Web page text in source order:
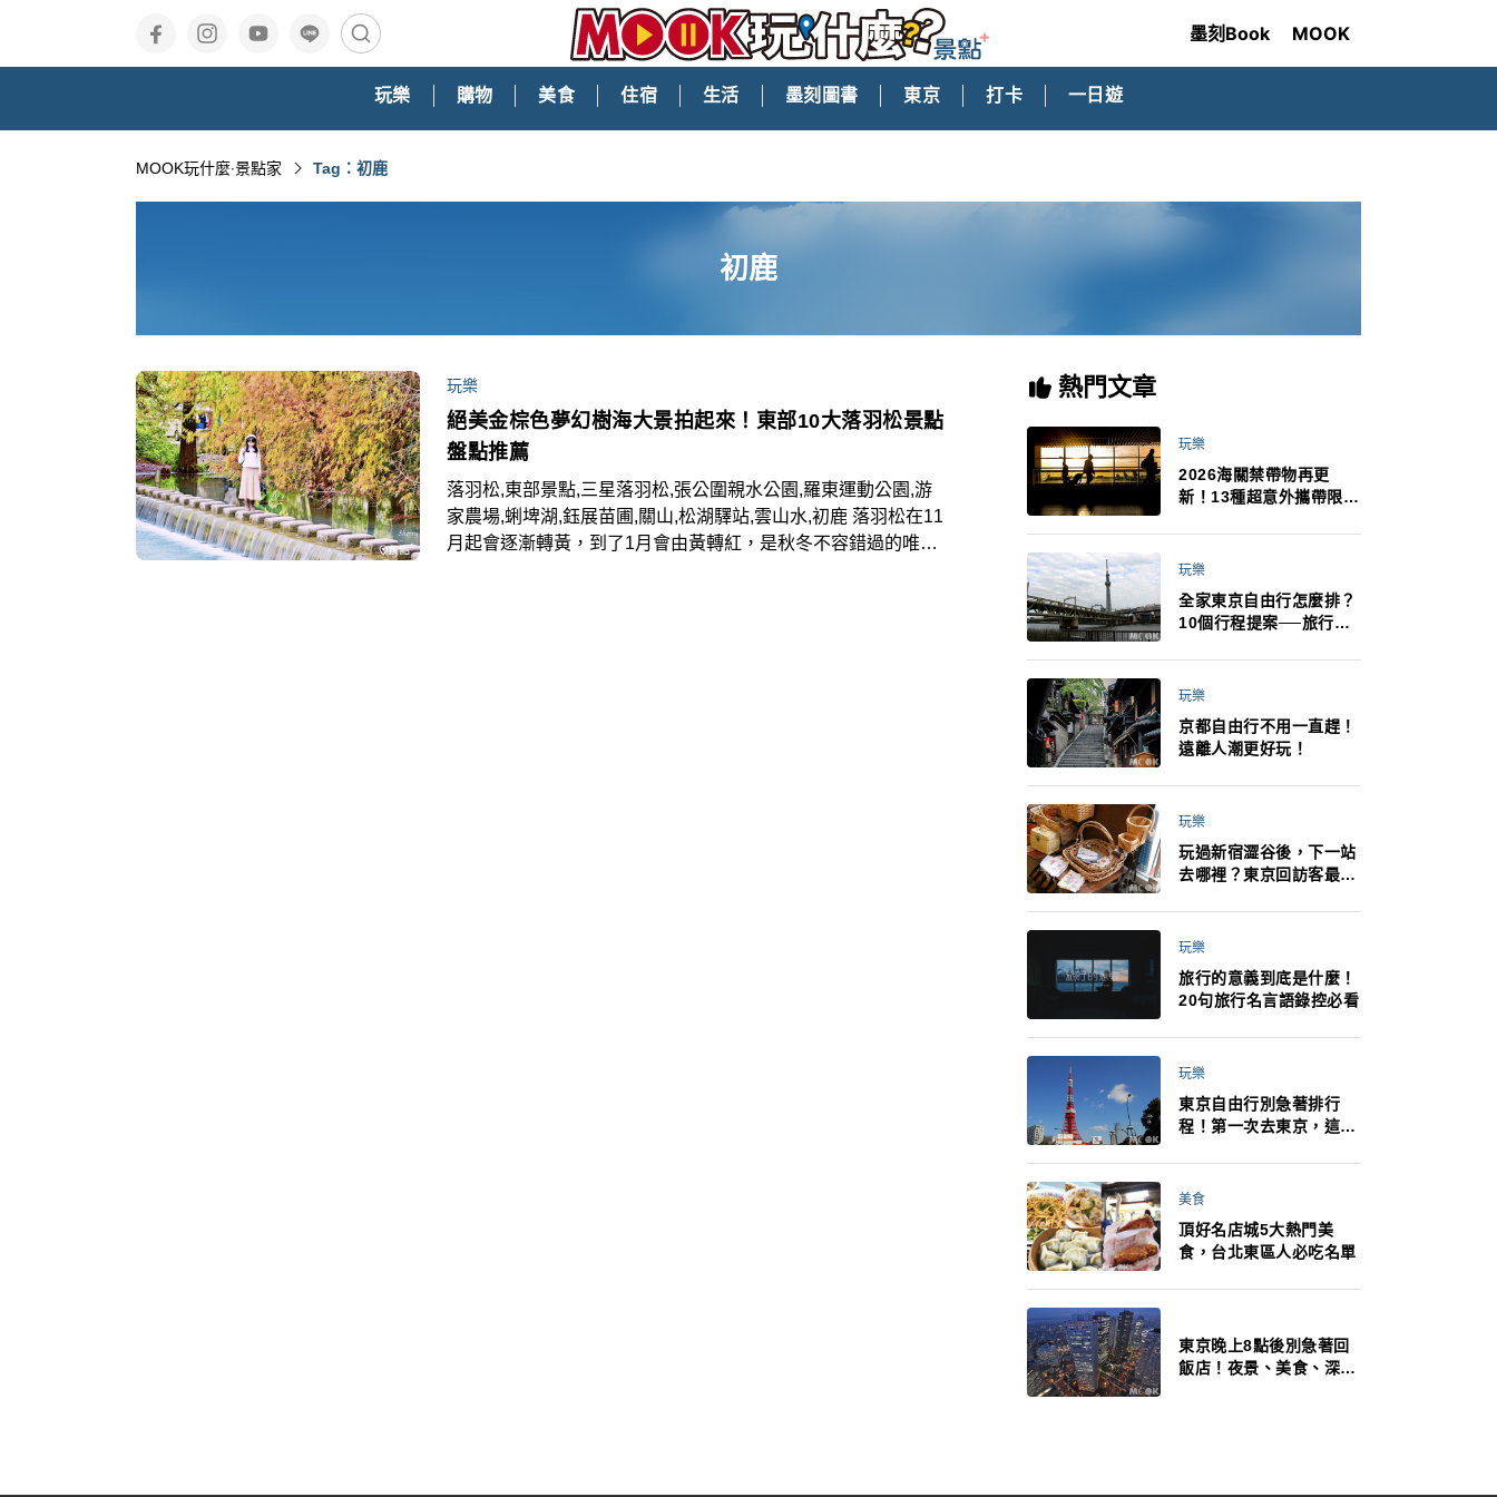
墨刻Book MOOK
玩樂 購物 美食 住宿 生活 墨刻圖書 東京 打卡 一日遊
MOOK玩什麼‧景點家 Tag：初鹿
初鹿
玩樂
絕美金棕色夢幻樹海大景拍起來！東部10大落羽松景點
盤點推薦
落羽松,東部景點,三星落羽松,張公圍親水公園,羅東運動公園,游
家農場,蜊埤湖,鈺展苗圃,關山,松湖驛站,雲山水,初鹿 落羽松在11
月起會逐漸轉黃，到了1月會由黃轉紅，是秋冬不容錯過的唯美
熱門文章
玩樂
2026海關禁帶物再更
新！13種超意外攜帶限
最高還罰百萬！注意事項
玩樂
全家東京自由行怎麼排？
10個行程提案──旅行不
法！
玩樂
京都自由行不用一直趕！
遠離人潮更好玩！
玩樂
玩過新宿澀谷後，下一站
去哪裡？東京回訪客最推
玩樂
旅行的意義到底是什麼！
20句旅行名言語錄控必看
玩樂
東京自由行別急著排行
程！第一次去東京，這10
美食
頂好名店城5大熱門美
食，台北東區人必吃名單
東京晚上8點後別急著回
飯店！夜景、美食、深夜